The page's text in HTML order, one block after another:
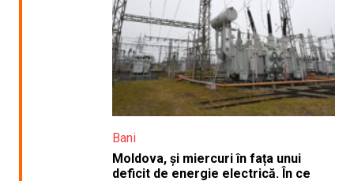
Bani
Moldova, și miercuri în fața unui
deficit de energie electrică. În ce